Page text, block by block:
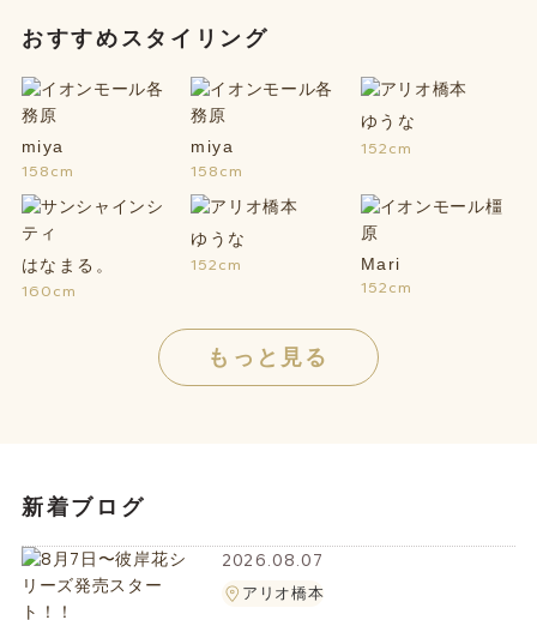
おすすめスタイリング
miya
158cm
miya
158cm
ゆうな
152cm
はなまる。
160cm
ゆうな
152cm Mari
152cm
もっと見る
新着ブログ
2026.08.07
アリオ橋本